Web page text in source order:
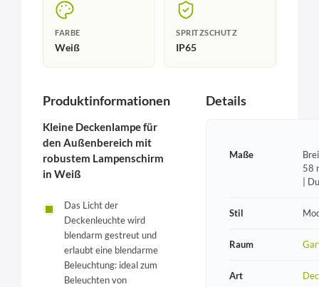
FARBE
Weiß
SPRITZSCHUTZ
IP65
Produktinformationen
Kleine Deckenlampe für
den Außenbereich mit
robustem Lampenschirm
in Weiß
Das Licht der
Deckenleuchte wird
blendarm gestreut und
erlaubt eine blendarme
Beleuchtung: ideal zum
Beleuchten von
Details
Maße
58
|
Stil
Raum
Art